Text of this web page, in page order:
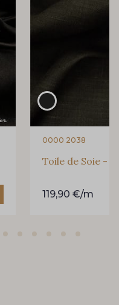
0000 2038
Toile de Soie -
119,90 €/m